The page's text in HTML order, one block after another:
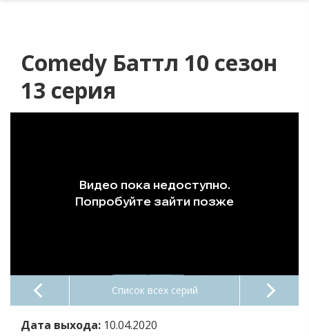
Comedy Баттл 10 сезон
13 серия
Список всех серий
Дата выхода: 10.04.2020